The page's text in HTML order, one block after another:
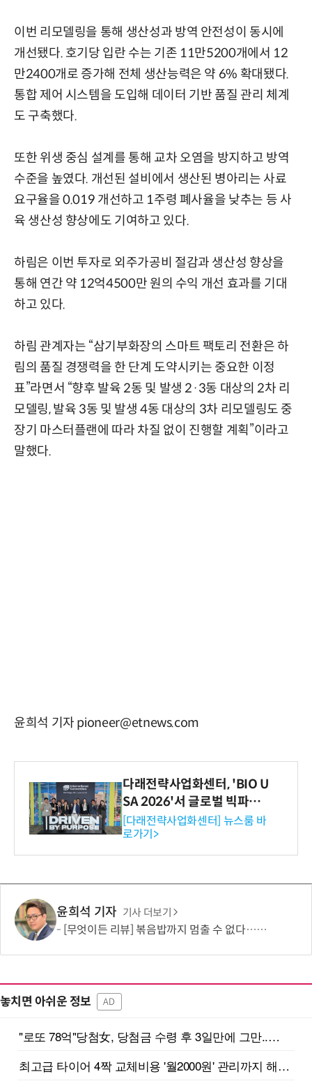
이번 리모델링을 통해 생산성과 방역 안전성이 동시에
개선됐다. 호기당 입란 수는 기존 11만5200개에서 12
만2400개로 증가해 전체 생산능력은 약 6% 확대됐다.
통합 제어 시스템을 도입해 데이터 기반 품질 관리 체계
도 구축했다.
또한 위생 중심 설계를 통해 교차 오염을 방지하고 방역
수준을 높였다. 개선된 설비에서 생산된 병아리는 사료
요구율을 0.019 개선하고 1주령 폐사율을 낮추는 등 사
육 생산성 향상에도 기여하고 있다.
하림은 이번 투자로 외주가공비 절감과 생산성 향상을
통해 연간 약 12억4500만 원의 수익 개선 효과를 기대
하고 있다.
하림 관계자는 “삼기부화장의 스마트 팩토리 전환은 하
림의 품질 경쟁력을 한 단계 도약시키는 중요한 이정
표”라면서 “향후 발육 2동 및 발생 2·3동 대상의 2차 리
모델링, 발육 3동 및 발생 4동 대상의 3차 리모델링도 중
장기 마스터플랜에 따라 차질 없이 진행할 계획”이라고
말했다.
윤희석 기자 pioneer@etnews.com
다래전략사업화센터, 'BIO U
SA 2026'서 글로벌 빅파마
와의 비즈니스 미팅 지원…K
-바이오 해외 진출 교두보 확
보
[다래전략사업화센터] 뉴스룸 바
로가기>
윤희석 기자 기사 더보기
[무엇이든 리뷰] 볶음밥까지 멈출 수 없다…하림 '별미요리 닭갈비' 한 끼 실험
놓치면 아쉬운 정보 AD